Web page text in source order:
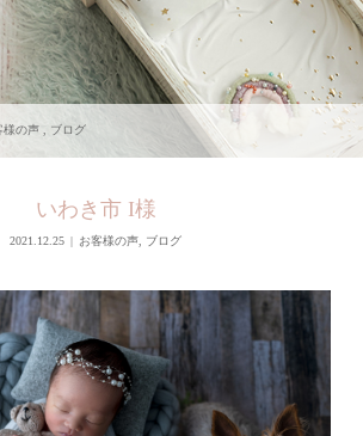
様の声 ブログ
いわき市 I様
2021.12.25 お客様の声, ブログ